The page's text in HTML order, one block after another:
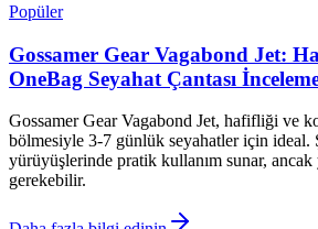
Popüler
Gossamer Gear Vagabond Jet:
OneBag Seyahat Çantası
Gossamer Gear Vagabond Jet, hafifliği ve
bölmesiyle 3-7 günlük seyahatler için ideal.
yürüyüşlerinde pratik kullanım sunar,
gerekebilir.